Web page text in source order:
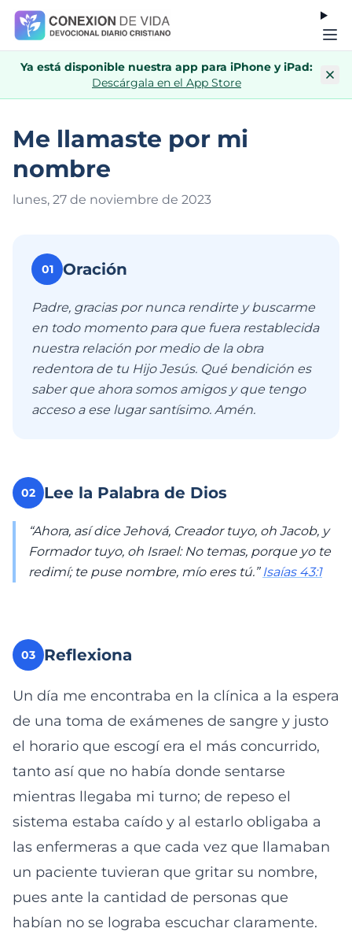
Ya está disponible nuestra app para iPhone y iPad:
Descárgala en el App Store
Me llamaste por mi
nombre
lunes, 27 de noviembre de 2023
01 Oración
Padre, gracias por nunca rendirte y buscarme
en todo momento para que fuera restablecida
nuestra relación por medio de la obra
redentora de tu Hijo Jesús. Qué bendición es
saber que ahora somos amigos y que tengo
acceso a ese lugar santísimo. Amén.
02 Lee la Palabra de Dios
“Ahora, así dice Jehová, Creador tuyo, oh Jacob, y
Formador tuyo, oh Israel: No temas, porque yo te
redimí; te puse nombre, mío eres tú.” Isaías 43:1
03 Reflexiona
Un día me encontraba en la clínica a la espera
de una toma de exámenes de sangre y justo
el horario que escogí era el más concurrido,
tanto así que no había donde sentarse
mientras llegaba mi turno; de repeso el
sistema estaba caído y al estarlo obligaba a
las enfermeras a que cada vez que llamaban
un paciente tuvieran que gritar su nombre,
pues ante la cantidad de personas que
habían no se lograba escuchar claramente.